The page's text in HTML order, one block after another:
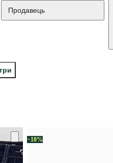
Продавець
−18%